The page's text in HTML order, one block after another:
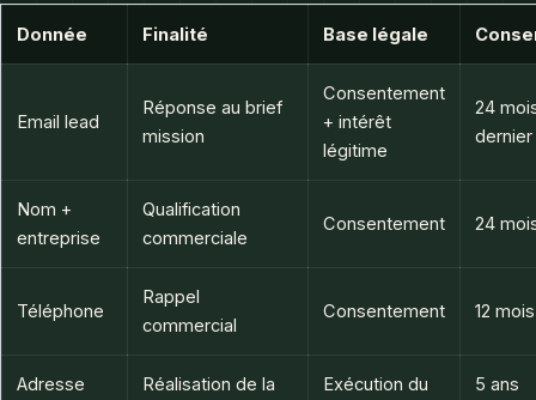
Donnée Finalité Base légale
Email lead
Réponse au brief
mission
Consentement
+ intérêt
légitime
24
Nom +
entreprise
Qualification
commerciale
Consentement 24
Téléphone
Rappel
commercial
Consentement 12 mois
Adresse Réalisation de la Exécution du 5 ans